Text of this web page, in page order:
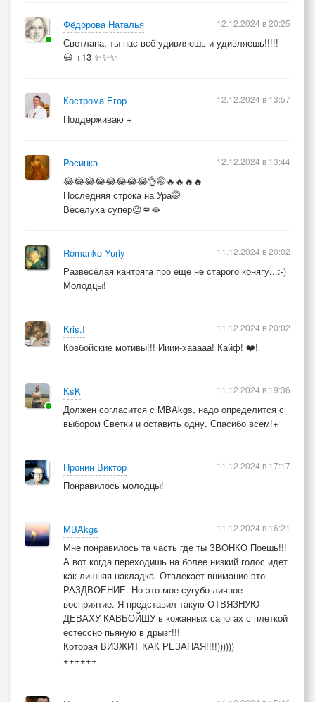
Фёдорова Наталья
Светлана, ты нас всё удивляешь и удивляешь!!!!!
😃 +13 ✨✨✨
12.12.2024 в 20:25
Кострома Егор
Поддерживаю +
12.12.2024 в 13:57
Росинка
😂😂😂😂😂😂😂😂👌🤭🔥🔥🔥🔥
Последняя строка на Ура🤭
Веселуха супер😉💋🫦
12.12.2024 в 13:44
Romanko Yuriy
Развесёлая кантряга про ещё не старого конягу...:-)
Молодцы!
11.12.2024 в 20:02
Kris.I
Ковбойские мотивы!!! Ииии-хааааа! Кайф! ❤️!
11.12.2024 в 20:02
KsK
Должен согласится с MBAkgs, надо определится с
выбором Светки и оставить одну. Спасибо всем!+
11.12.2024 в 19:36
Пронин Виктор
Понравилось молодцы!
11.12.2024 в 17:17
MBAkgs
Мне понравилось та часть где ты ЗВОНКО Поешь!!!
А вот когда переходишь на более низкий голос идет
как лишняя накладка. Отвлекает внимание это
РАЗДВОЕНИЕ. Но это мое сугубо личное
восприятие. Я представил такую ОТВЯЗНУЮ
ДЕВАХУ КАВБОЙШУ в кожанных сапогах с плеткой
естессно пьяную в дрызг!!!
Которая ВИЗЖИТ КАК РЕЗАНАЯ!!!!))))))
++++++
11.12.2024 в 16:21